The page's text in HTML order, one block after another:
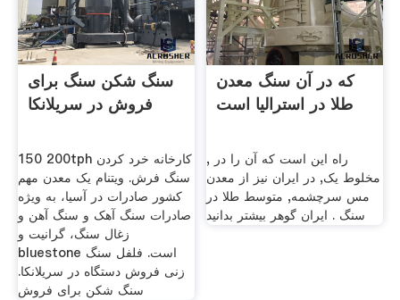
سنگ شکن سنگ برای
فروش در سریلانکا
150 200tph کارخانه خرد کردن
سنگ فرش. ویتنام یک معدن مهم
کشور صادرات در آسیا، به ویژه
صادرات سنگ آهک و سنگ آهن و
زغال سنگ، گرانیت و
bluestone است. فلفل سنگ
زنی فروش دستگاه در سریلانکا.
سنگ شکن برای فروش
که در آن سنگ معدن
طلا در استرالیا است
, راه این است که آن را در
مخلوط یک, در ایران نیز از معدن
مس سرچشمه, متوسط طلا در
سنگ . ایران گوهر بیشتر بدانید